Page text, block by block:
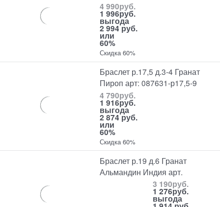
4 990руб.
1 996руб.
выгода
2 994 руб.
или
60%
Скидка 60%
Браслет р.17,5 д.3-4 Гранат
Пироп арт: 087631-р17,5-9
4 790руб.
1 916руб.
выгода
2 874 руб.
или
60%
Скидка 60%
Браслет р.19 д.6 Гранат
Альмандин Индия арт.
3 190руб.
1 276руб.
выгода